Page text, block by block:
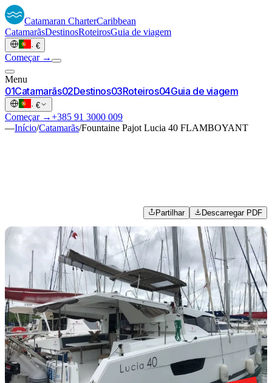
Catamaran CharterCaribbean
CatamarãsDestinosRoteirosGuia de viagem
· €
Começar →
Menu
01Catamarãs02Destinos03Roteiros04Guia de viagem
· €
Começar →+385 91 3000 009
—Início/Catamarãs/Fountaine Pajot Lucia 40 FLAMBOYANT
Partilhar Descarregar PDF